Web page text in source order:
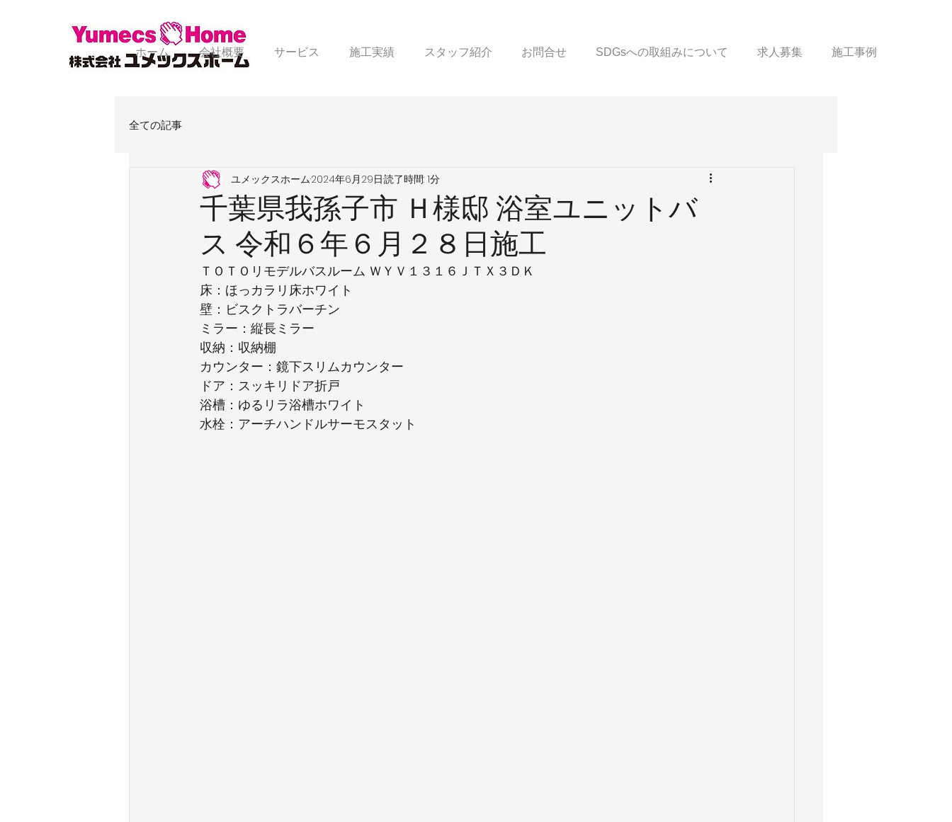
ホーム 会社概要 サービス 施工実績 スタッフ紹介 お問合せ SDGsへの取組みについて 求人募集 施工事例
全ての記事
千葉県我孫子市 Ｈ様邸 浴室ユニットバ
ス 令和６年６月２８日施工
ユメックスホーム2024年6月29日読了時間: 1分
ＴＯＴＯリモデルバスルーム ＷＹＶ１３１６ＪＴＸ３ＤＫ
床：ほっカラリ床ホワイト
壁：ビスクトラバーチン
ミラー：縦長ミラー
収納：収納棚
カウンター：鏡下スリムカウンター
ドア：スッキリドア折戸
浴槽：ゆるリラ浴槽ホワイト
水栓：アーチハンドルサーモスタット